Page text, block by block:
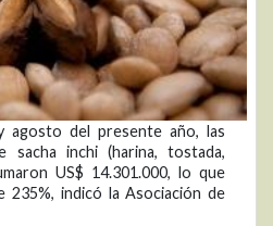
agosto del presente año, las
sacha inchi (harina, tostada,
US$ 14.301.000, lo que
235%, indicó la Asociación de